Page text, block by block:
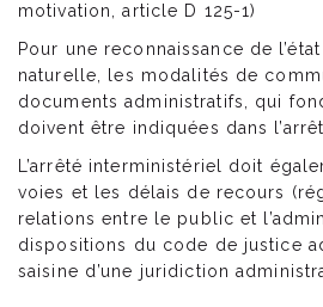
motivation, article D 125-1)
Pour une reconnaissance de
naturelle, les modalités de
documents administratifs, qui
doivent être indiquées dans
L’arrêté interministériel doit
voies et les délais de recours
relations entre le public et
dispositions du code de justice
saisine d’une juridiction